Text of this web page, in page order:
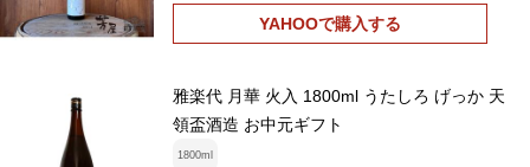
YAHOOで購入する
雅楽代 月華 火入 1800ml うたしろ げっか 天
領盃酒造 お中元ギフト
1800ml